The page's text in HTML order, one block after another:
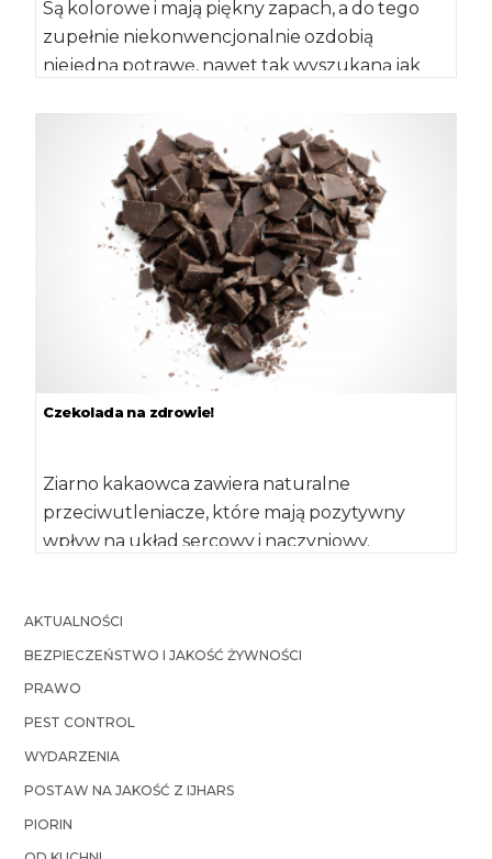
Są kolorowe i mają piękny zapach, a do tego
zupełnie niekonwencjonalnie ozdobią
niejedną potrawę, nawet tak wyszukaną jak
Czekolada na zdrowie!
Ziarno kakaowca zawiera naturalne
przeciwutleniacze, które mają pozytywny
wpływ na układ sercowy i naczyniowy.
AKTUALNOŚCI
BEZPIECZEŃSTWO I JAKOŚĆ ŻYWNOŚCI
PRAWO
PEST CONTROL
WYDARZENIA
POSTAW NA JAKOŚĆ Z IJHARS
PIORIN